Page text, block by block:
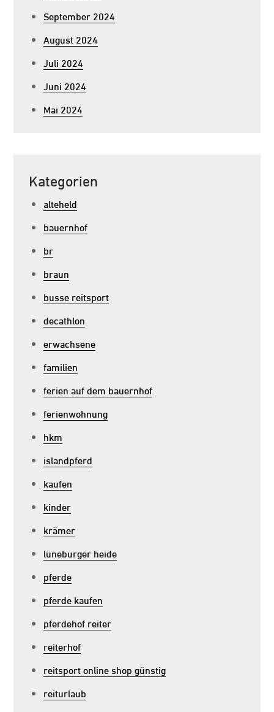
September 2024
August 2024
Juli 2024
Juni 2024
Mai 2024
Kategorien
alteheld
bauernhof
br
braun
busse reitsport
decathlon
erwachsene
familien
ferien auf dem bauernhof
ferienwohnung
hkm
islandpferd
kaufen
kinder
krämer
lüneburger heide
pferde
pferde kaufen
pferdehof reiter
reiterhof
reitsport online shop günstig
reiturlaub